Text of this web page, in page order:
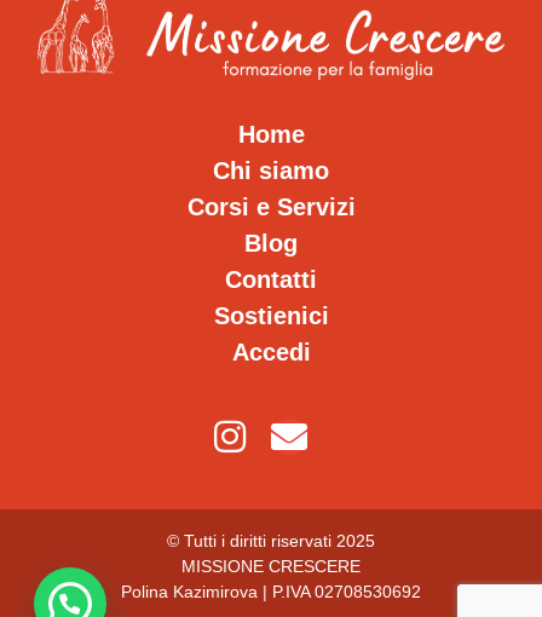
Home
Chi siamo
Corsi e Servizi
Blog
Contatti
Sostienici
Accedi
© Tutti i diritti riservati 2025
MISSIONE CRESCERE
Polina Kazimirova | P.IVA 02708530692